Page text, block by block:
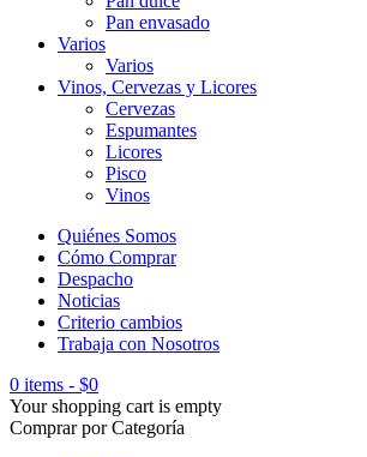
Pan envasado
Varios
Varios
Vinos, Cervezas y Licores
Cervezas
Espumantes
Licores
Pisco
Vinos
Quiénes Somos
Cómo Comprar
Despacho
Noticias
Criterio cambios
Trabaja con Nosotros
0 items - $0
Your shopping cart is empty
Comprar por Categoría